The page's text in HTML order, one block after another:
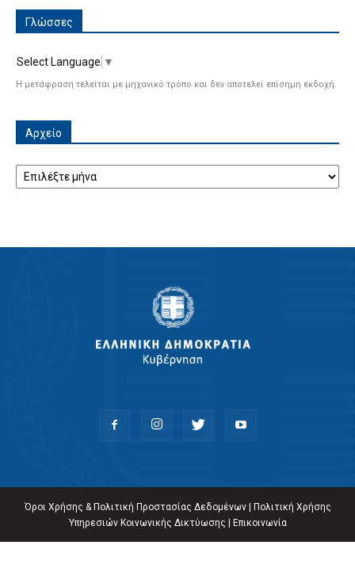
Γλώσσες
Select Language ▼
Η μετάφραση τελείται με μηχανικό τρόπο και δεν αποτελεί επίσημη εκδοχή.
Αρχείο
Αρχείο
Όροι Χρήσης & Πολιτική Προστασίας Δεδομένων|
Πολιτική Χρήσης
Υπηρεσιών Κοινωνικής Δικτύωσης
Επικοινωνία